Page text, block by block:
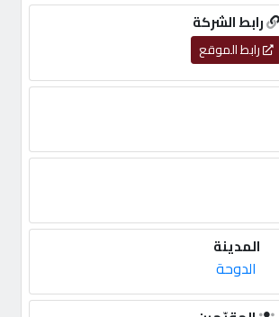
رابط الشركة
رابط الموقع
المدينة
الدوحة